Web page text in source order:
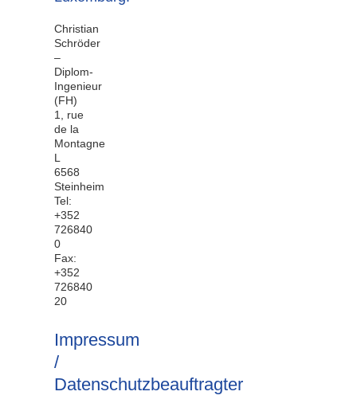
Christian
Schröder
–
Diplom-
Ingenieur
(FH)
1, rue
de la
Montagne
L
6568
Steinheim
Tel:
+352
726840
0
Fax:
+352
726840
20
Impressum
/
Datenschutzbeauftragter